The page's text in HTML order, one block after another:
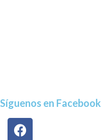
Síguenos en Facebook